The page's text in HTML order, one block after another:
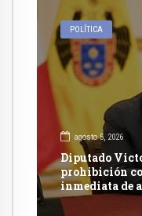
POLÍTICA
agosto 5, 2026
Diputado
prohibición
inmediata de